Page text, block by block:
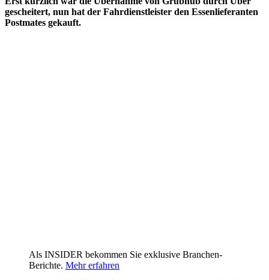
gescheitert, nun hat der Fahrdienstleister den Essenlieferanten
Postmates gekauft.
Als INSIDER bekommen Sie exklusive Branchen-
Berichte. Mehr erfahren